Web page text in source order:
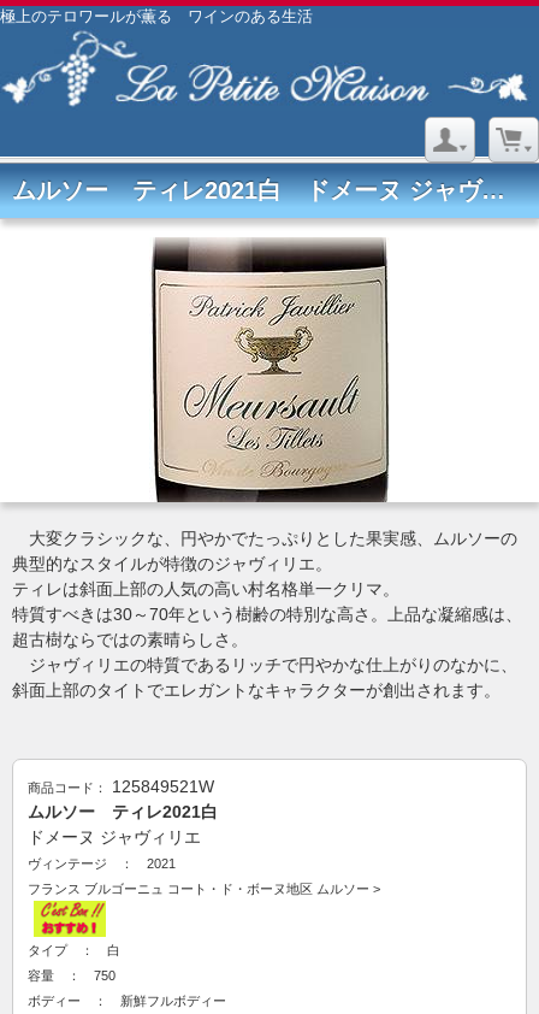
極上のテロワールが薫る ワインのある生活
ムルソー ティレ2021白 ドメーヌ ジャヴィリエ
大変クラシックな、円やかでたっぷりとした果実感、ムルソーの
典型的なスタイルが特徴のジャヴィリエ。
ティレは斜面上部の人気の高い村名格単一クリマ。
特質すべきは30～70年という樹齢の特別な高さ。上品な凝縮感は、
超古樹ならではの素晴らしさ。
ジャヴィリエの特質であるリッチで円やかな仕上がりのなかに、
斜面上部のタイトでエレガントなキャラクターが創出されます。
商品コード：
125849521W
ムルソー ティレ2021白
ドメーヌ ジャヴィリエ
ヴィンテージ ： 2021
フランス ブルゴーニュ コート・ド・ボーヌ地区 ムルソー >
タイプ ： 白
容量 ： 750
ボディー ： 新鮮フルボディー